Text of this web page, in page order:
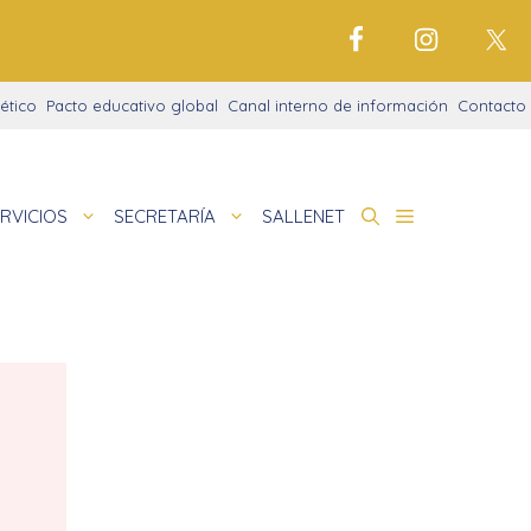
Pacto educativo global Canal interno de información Contacto
SECRETARÍA SALLENET